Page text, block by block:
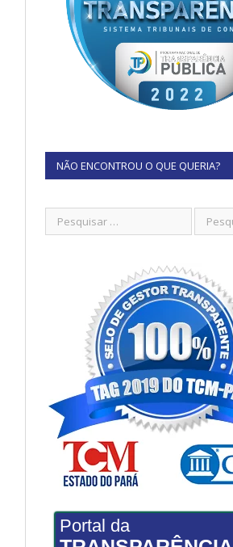
NÃO ENCONTROU O QUE QUERIA?
Portal da